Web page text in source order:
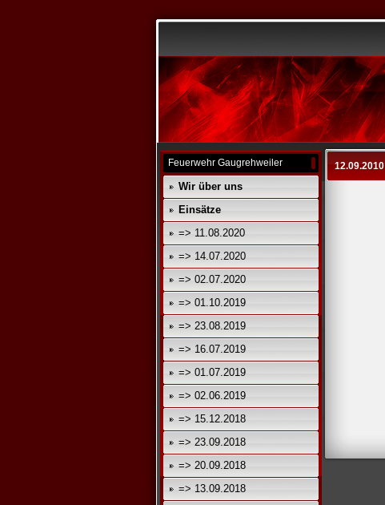
Feuerwehr Gaugrehweiler
Wir über uns
Einsätze
=> 11.08.2020
=> 14.07.2020
=> 02.07.2020
=> 01.10.2019
=> 23.08.2019
=> 16.07.2019
=> 01.07.2019
=> 02.06.2019
=> 15.12.2018
=> 23.09.2018
=> 20.09.2018
=> 13.09.2018
12.09.2010